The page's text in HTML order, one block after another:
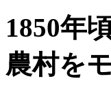
1850年
農村を